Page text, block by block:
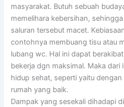
masyarakat. Butuh sebuah
memelihara kebersihan,
saluran tersebut macet.
contohnya membuang tisu atau
lubang wc. Hal ini dapat
bekerja dgn maksimal. Maka dari
hidup sehat, seperti yaitu
rumah yang baik.
Dampak yang sesekali dihadapi